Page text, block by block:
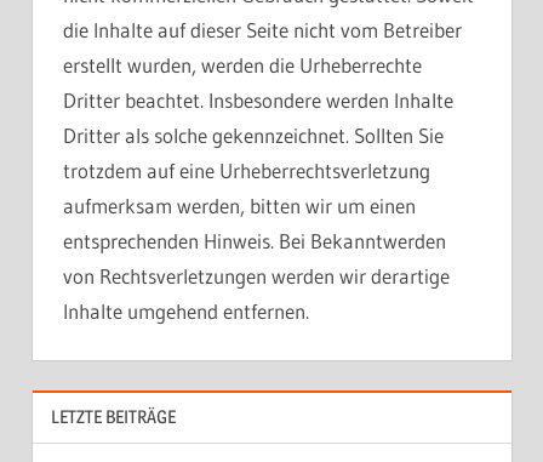
die Inhalte auf dieser Seite nicht vom Betreiber
erstellt wurden, werden die Urheberrechte
Dritter beachtet. Insbesondere werden Inhalte
Dritter als solche gekennzeichnet. Sollten Sie
trotzdem auf eine Urheberrechtsverletzung
aufmerksam werden, bitten wir um einen
entsprechenden Hinweis. Bei Bekanntwerden
von Rechtsverletzungen werden wir derartige
Inhalte umgehend entfernen.
LETZTE BEITRÄGE